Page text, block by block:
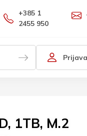
+385 1
2455 950
Prijava
1TB, M.2